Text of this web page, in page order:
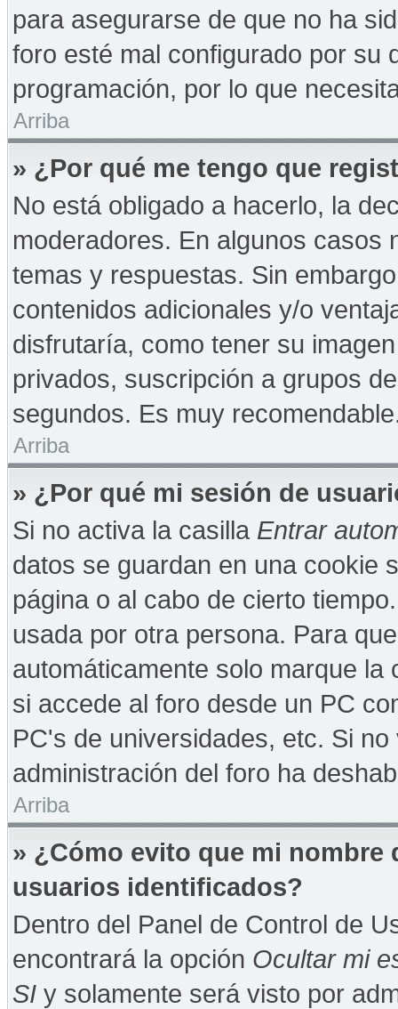
para asegurarse de que no ha
foro esté mal configurado por su
programación, por lo que
Arriba
» ¿Por qué me tengo que
No está obligado a hacerlo, la
moderadores. En algunos casos
temas y respuestas. Sin
contenidos adicionales y/o
disfrutaría, como tener su
privados, suscripción a grupos
segundos. Es muy
Arriba
» ¿Por qué mi sesión de
Si no activa la casilla Entrar
datos se guardan en una cookie
página o al cabo de cierto
usada por otra persona. Para
automáticamente solo marque
si accede al foro desde un PC
PC's de universidades, etc. Si
administración del foro ha
Arriba
» ¿Cómo evito que mi nombre
usuarios identificados?
Dentro del Panel de Control de
encontrará la opción Ocultar mi
SI y solamente será visto por